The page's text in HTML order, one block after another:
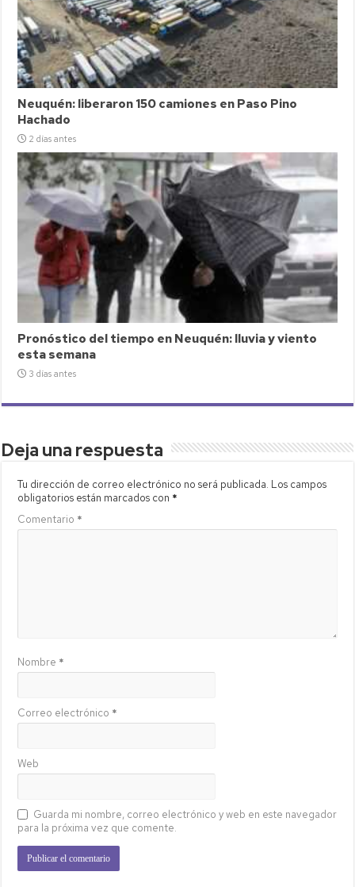
Neuquén: liberaron 150 camiones en Paso Pino
Hachado
2 días antes
Pronóstico del tiempo en Neuquén: lluvia y viento
esta semana
3 días antes
Deja una respuesta
Tu dirección de correo electrónico no será publicada. Los campos
obligatorios están marcados con *
Comentario *
Nombre *
Correo electrónico *
Web
Guarda mi nombre, correo electrónico y web en este navegador
para la próxima vez que comente.